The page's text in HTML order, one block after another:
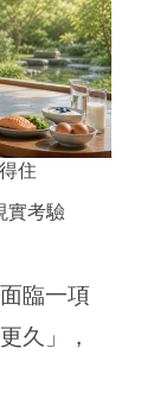
住
實考驗
臨一項
久」，